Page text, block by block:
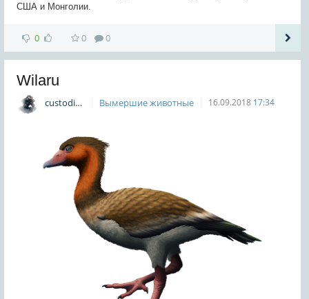
США и Монголии.
0 0 0
Wilaru
custodian Вымершие животные 16.09.2018 17:34